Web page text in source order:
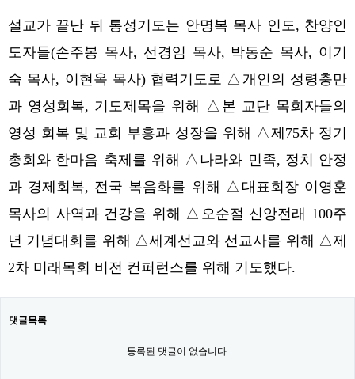
설교가 끝난 뒤 통성기도는 안명복 목사 인도, 찬양인
도자들(손주봉 목사, 선경임 목사, 박동순 목사, 이기
숙 목사, 이현옥 목사) 협력기도로 △개인의 성령충만
과 영성회복, 기도제목을 위해 △본 교단 목회자들의
영성 회복 및 교회 부흥과 성장을 위해 △제75차 정기
총회와 한마음 축제를 위해 △나라와 민족, 정치 안정
과 경제회복, 전국 복음화를 위해 △대표회장 이영훈
목사의 사역과 건강을 위해 △오순절 신앙전래 100주
년 기념대회를 위해 △세계선교와 선교사를 위해 △제
2차 미래목회 비전 컨퍼런스를 위해 기도했다.
댓글목록
등록된 댓글이 없습니다.